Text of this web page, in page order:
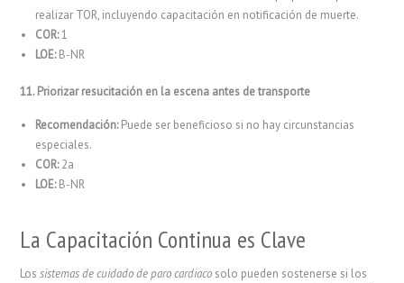
realizar TOR, incluyendo capacitación en notificación de muerte.
COR:1
LOE:B-NR
11. Priorizar resucitación en la escena antes de transporte
Recomendación:Puede ser beneficioso si no hay circunstancias
especiales.
COR:2a
LOE:B-NR
La Capacitación Continua es Clave
Lossistemas de cuidado de paro cardiaco solo pueden sostenerse si los